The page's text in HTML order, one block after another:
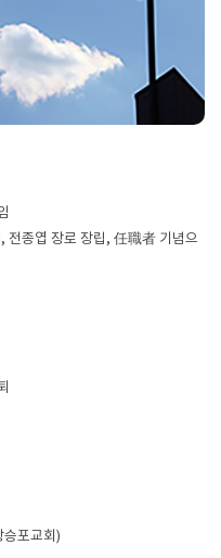
전종엽 장로 장립, 任職者 기념으
승포교회)